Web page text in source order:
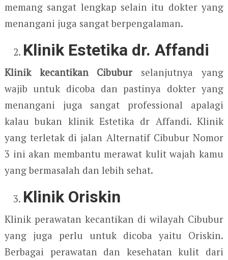
memang sangat lengkap selain itu dokter yang
menangani juga sangat berpengalaman.
Klinik Estetika dr. Affandi
Klinik kecantikan Cibubur
selanjutnya yang
wajib untuk dicoba dan pastinya dokter yang
menangani juga sangat professional apalagi
kalau bukan klinik Estetika dr Affandi. Klinik
yang terletak di jalan Alternatif Cibubur Nomor
3 ini akan membantu merawat kulit wajah kamu
yang bermasalah dan lebih sehat.
Klinik Oriskin
Klinik perawatan kecantikan di wilayah Cibubur
yang juga perlu untuk dicoba yaitu Oriskin.
Berbagai perawatan dan kesehatan kulit dari